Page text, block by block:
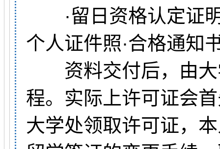
·留日资格认定证明
个人证件照·合格通知
资料交付后，由大
程。实际上许可证会
大学处领取许可证，